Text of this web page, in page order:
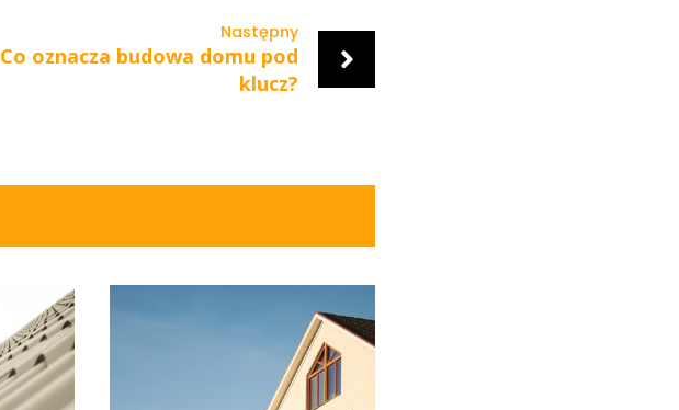
Następny
Co oznacza budowa domu pod
klucz?